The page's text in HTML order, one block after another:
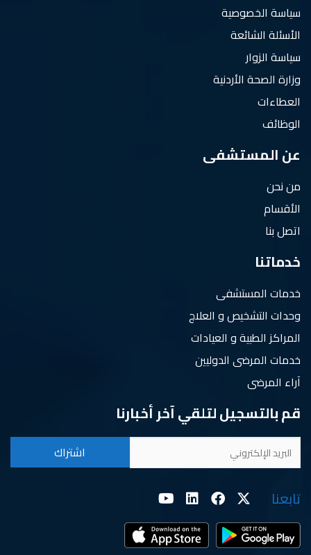
سياسة الخصوصية
الأسئلة الشائعة
سياسة الزوار
وزارة الصحة الأردنية
العطاءات
الوظائف
عن المستشفى
من نحن
الأقسام
اتصل بنا
خدماتنا
خدمات المستشفى
وحدات التشخيص و العلاج
المراكز الطبية و العيادات
خدمات المرضى الدوليين
آراء المرضى
قم بالتسجيل لتلقي آخر أخبارنا
تابعنا